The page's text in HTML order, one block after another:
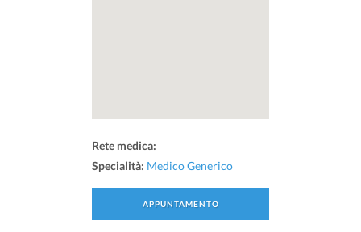
Rete medica:
Specialità: Medico Generico
APPUNTAMENTO